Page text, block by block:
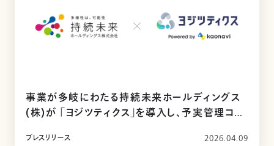
事業が多岐にわたる持続未来ホールディングス
(株)が 「ヨジツティクス」を導入し、予実管理コス
プレスリリース 2026.04.09